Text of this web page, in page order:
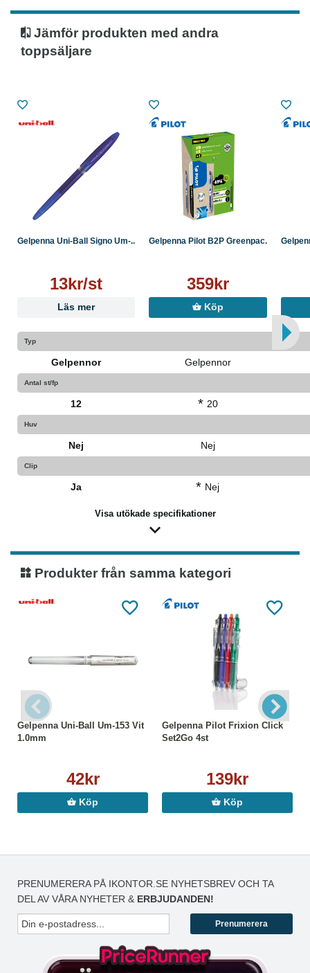
Jämför produkten med andra
toppsäljare
Gelpenna Uni-Ball Signo Um-...
13kr/st
Läs mer
Gelpenna Pilot B2P Greenpac...
359kr
Köp
Typ
Gelpennor Gelpennor
Antal st/fp
12 * 20
Huv
Nej Nej
Clip
Ja * Nej
Visa utökade specifikationer
Produkter från samma kategori
Gelpenna Uni-Ball Um-153 Vit
1.0mm
42kr
Köp
Gelpenna Pilot Frixion Click
Set2Go 4st
139kr
Köp
PRENUMERERA PÅ IKONTOR.SE NYHETSBREV OCH TA
DEL AV VÅRA NYHETER & ERBJUDANDEN!
Prenumerera